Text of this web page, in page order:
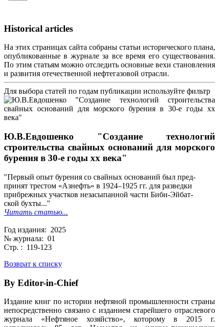
Historical articles
На этих страницах сайта собраны статьи исторического плана,
опубликованные в журнале за все время его существования.
По этим статьям можно отследить основные вехи становления
и развития отечественной нефтегазовой отрасли.
Для выбора статей по годам публикации используйте фильтр
Ю.В.Евдошенко "Создание технологий
строительства свайных оснований для морского
бурения в 30-е годы хх века"
"Первый опыт бурения со свайных оснований был пред-
принят трестом «Азнефть» в 1924–1925 гг. для разведки
прибрежных участков незасыпанной части Биби-Эйбат-
ской бухты..."
Читать статью...
Год издания: 2025
№ журнала: 01
Стр. : 119-123
Возврат к списку
By Editor-in-Chief
Издание книг по истории нефтяной промышленности страны
непосредственно связано с изданием старейшего отраслевого
журнала «Нефтяное хозяйство», которому в 2015 г.